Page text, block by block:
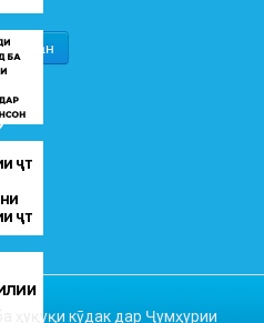
ҳуқуқи кӯдак дар Ҷумҳурии